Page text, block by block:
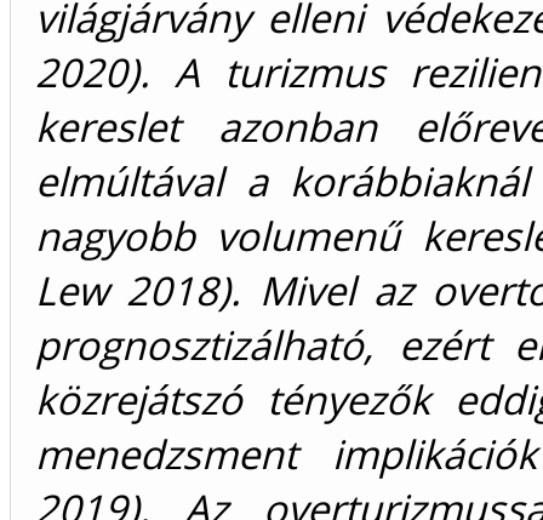
világjárvány elleni
2020). A turizmus
kereslet azonban
elmúltával a
nagyobb volumenű
Lew 2018). Mivel az
prognosztizálható, ezért
közrejátszó tényezők
menedzsment
2019). Az